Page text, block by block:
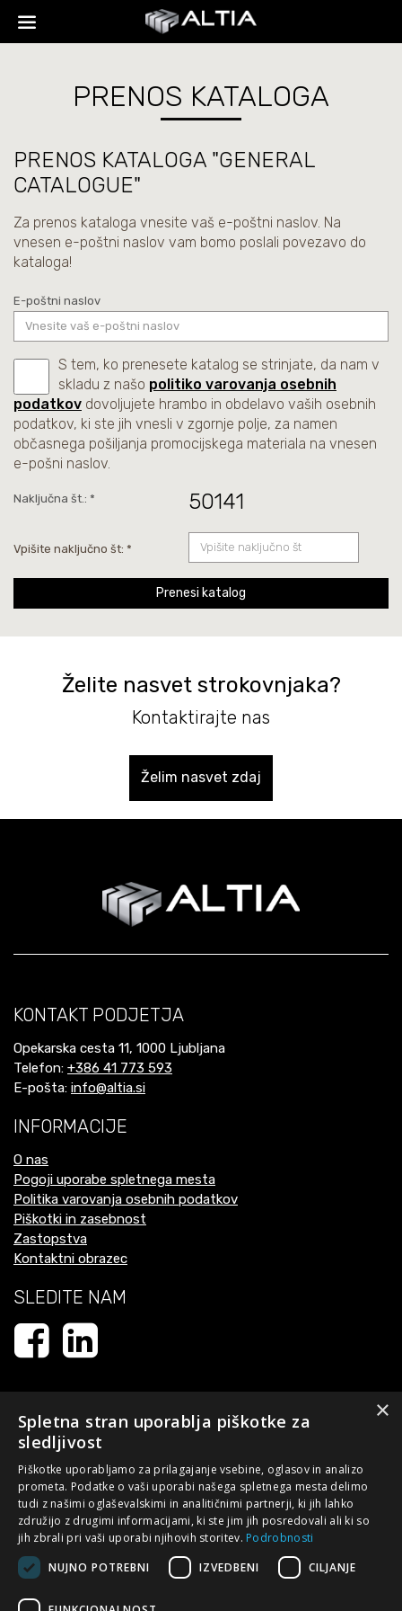
PRENOS KATALOGA
PRENOS KATALOGA "GENERAL
CATALOGUE"
Za prenos kataloga vnesite vaš e-poštni naslov. Na
vnesen e-poštni naslov vam bomo poslali povezavo do
kataloga!
E-poštni naslov
S tem, ko prenesete katalog se strinjate, da nam v
skladu z našo politiko varovanja osebnih
podatkov dovoljujete hrambo in obdelavo vaših osebnih
podatkov, ki ste jih vnesli v zgornje polje, za namen
občasnega pošiljanja promocijskega materiala na vnesen
e-pošni naslov.
Naključna št.: * 50141
Vpišite naključno št: *
Prenesi katalog
Želite nasvet strokovnjaka?
Kontaktirajte nas
Želim nasvet zdaj
KONTAKT PODJETJA
Opekarska cesta 11, 1000 Ljubljana
Telefon: +386 41 773 593
E-pošta: info@altia.si
INFORMACIJE
O nas
Pogoji uporabe spletnega mesta
Politika varovanja osebnih podatkov
Piškotki in zasebnost
Zastopstva
Kontaktni obrazec
SLEDITE NAM
Naložbo - izdelavo spletne strani - sofinancirata Republika
Slovenija in Evropska unija iz Evropskega sklada za regionalni
razvoj. Sofinanciranje je bilo pridobljeno preko Vavčerja za
digitalni marketing s ciljem posodobiti spletni nastop podjetja.
Spletna stran evropske kohezijske politike v Sloveniji:
×
Spletna stran uporablja piškotke za
sledljivost
Piškotke uporabljamo za prilagajanje vsebine, oglasov in analizo
prometa. Podatke o vaši uporabi našega spletnega mesta delimo
tudi z našimi oglaševalskimi in analitičnimi partnerji, ki jih lahko
združijo z drugimi informacijami, ki ste jim jih posredovali ali ki so
jih zbrali pri vaši uporabi njihovih storitev. Podrobnosti
NUJNO POTREBNI
IZVEDBENI CILJANJE